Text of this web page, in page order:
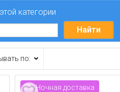
категории
по:
Ночная доставка